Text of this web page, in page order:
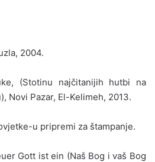
2004.
najčitanijih hutbi na
Novi Pazar, El-Kelimeh, 2013.
u pripremi za štampanje.
Gott ist ein (Naš Bog i vaš Bog